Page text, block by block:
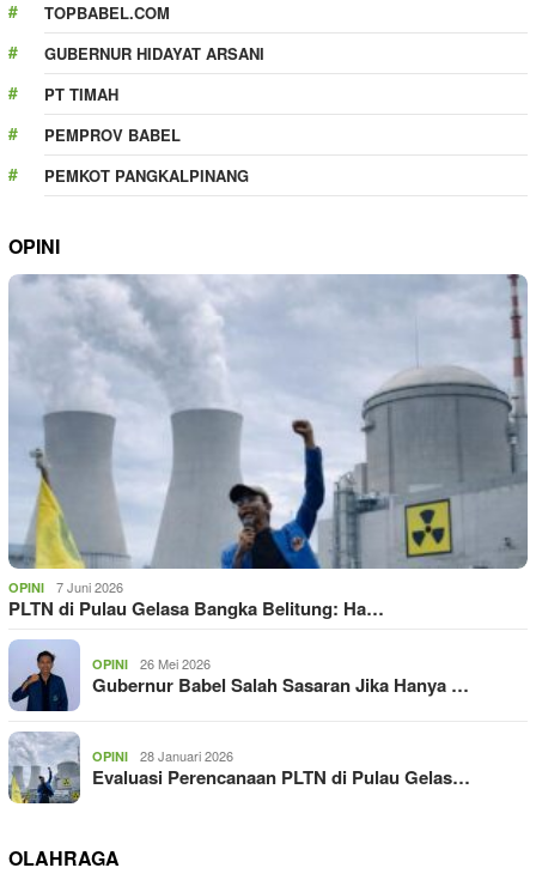
TOPBABEL.COM
GUBERNUR HIDAYAT ARSANI
PT TIMAH
PEMPROV BABEL
PEMKOT PANGKALPINANG
OPINI
OPINI 7 Juni 2026
PLTN di Pulau Gelasa Bangka Belitung: Ha…
OPINI 26 Mei 2026
Gubernur Babel Salah Sasaran Jika Hanya …
OPINI 28 Januari 2026
Evaluasi Perencanaan PLTN di Pulau Gelas…
OLAHRAGA